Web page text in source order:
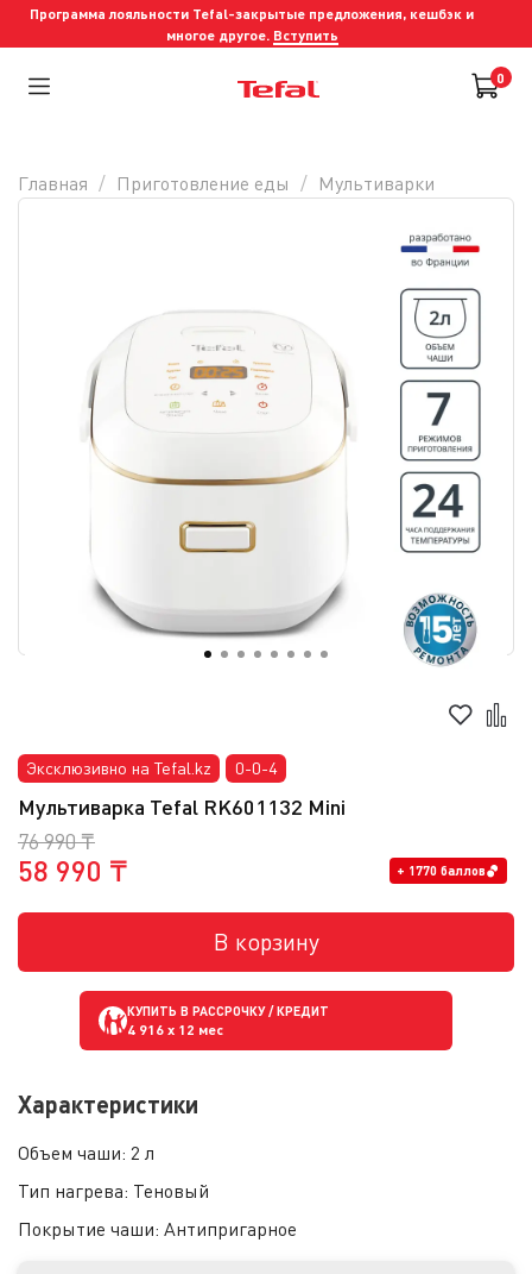
Программа лояльности Tefal-закрытые предложения, кешбэк и
многое другое. Вступить
0
Эксклюзивно на Tefal.kz 0-0-4
Мультиварка Tefal RK601132 Mini
76 990 ₸
58 990 ₸ + 1770 баллов
В корзину
КУПИТЬ В РАССРОЧКУ / КРЕДИТ
4 916 x 12 мес
Характеристики
Объем чаши: 2 л
Тип нагрева: Теновый
Покрытие чаши: Антипригарное
Главная Приготовление еды Мультиварки